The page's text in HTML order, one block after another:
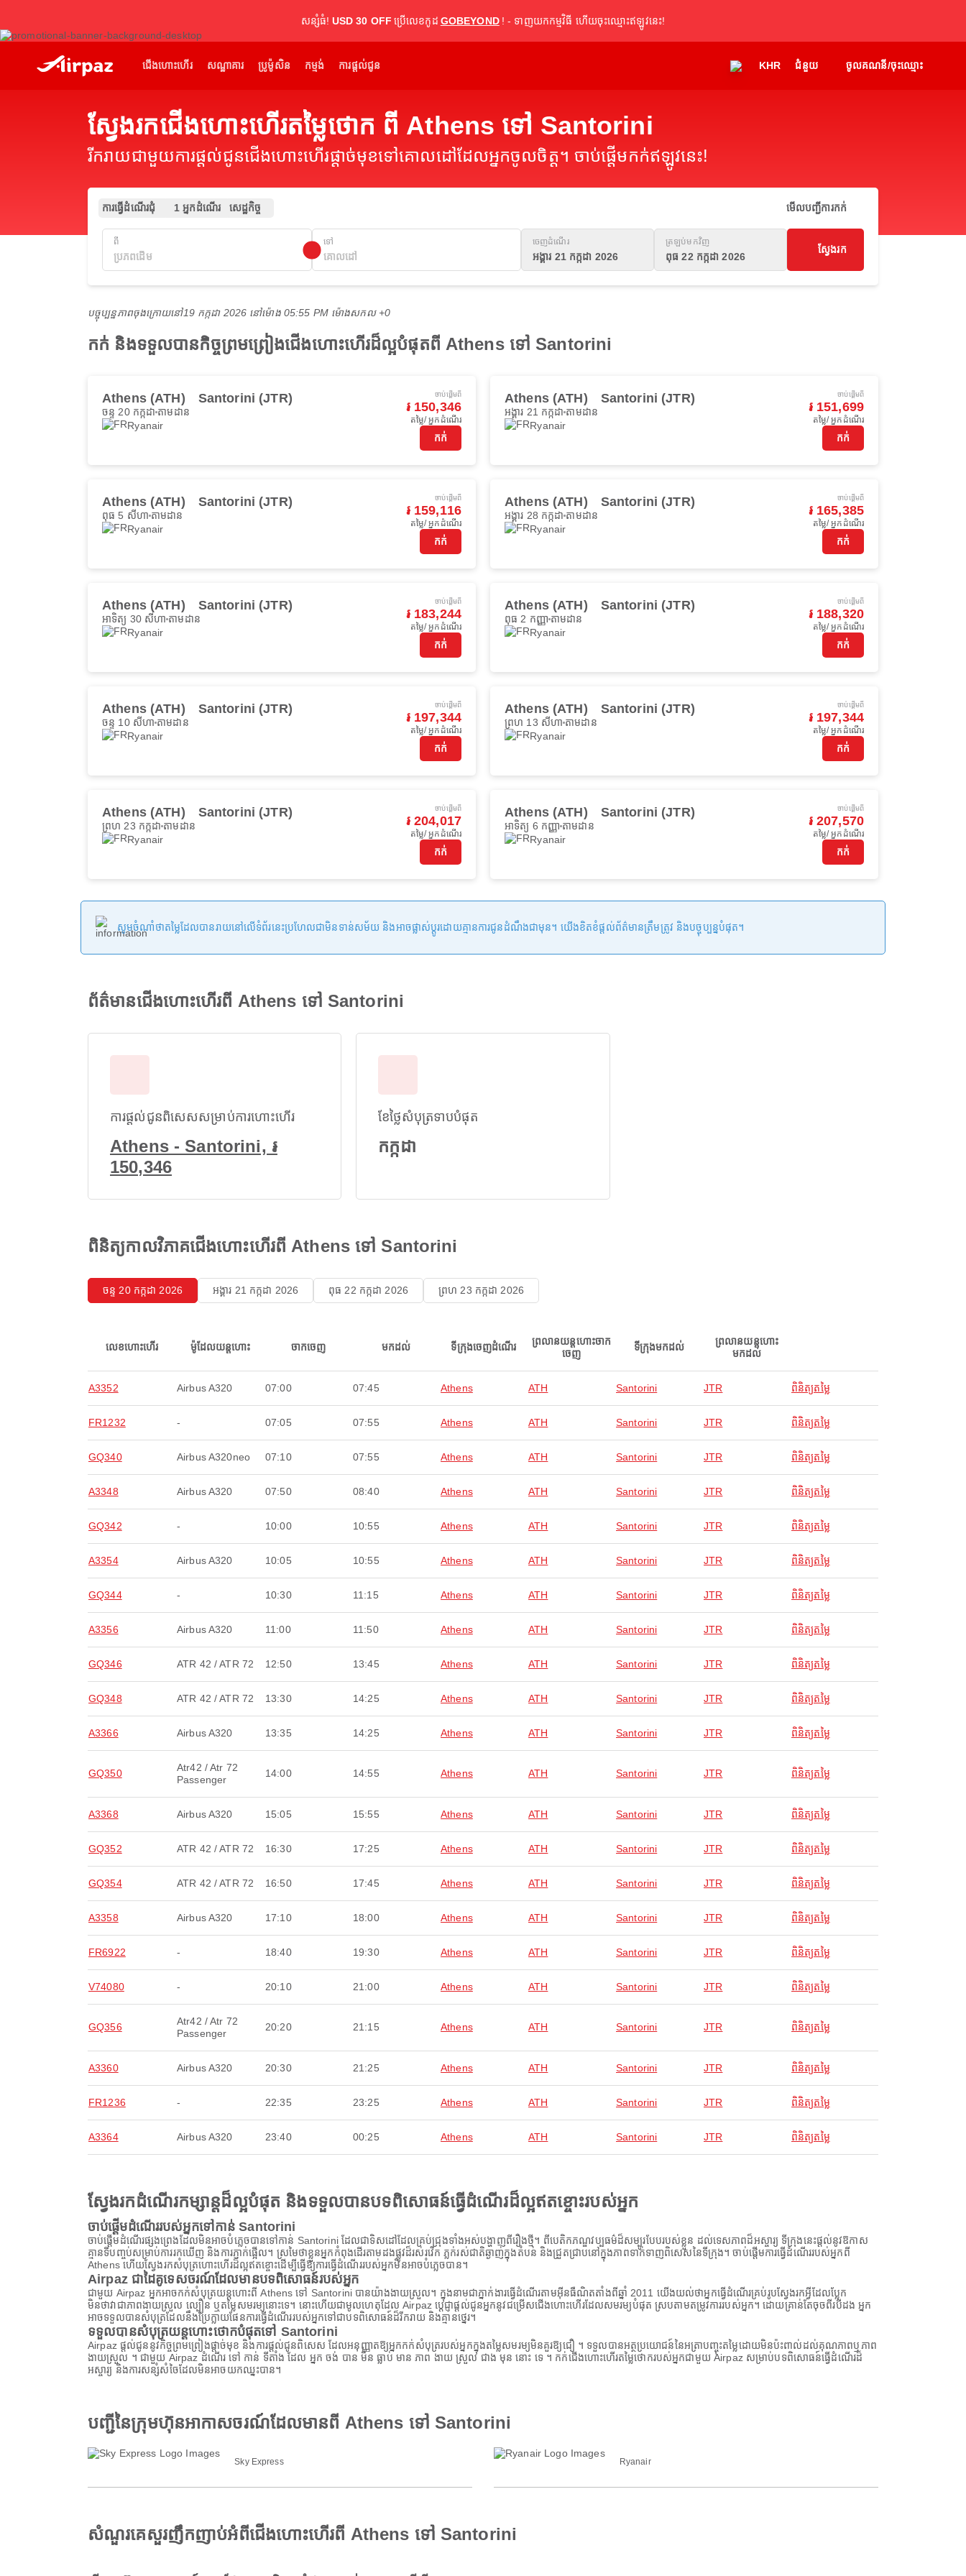
សន្សំធំ! USD 30 OFF ប្រើលេខកូដ GOBEYOND ! - ទាញយកកម្មវិធី ហើយចុះឈ្មោះឥឡូវនេះ!
ជើងហោះហើរ សណ្ឋាគារ ប្រូម៉ូសិន កម្មង់ ការផ្តល់ជូន KHR ជំនួយ ចូលគណនី/ចុះឈ្មោះ
ស្វែងរកជើងហោះហើរតម្លៃថោក ពី Athens ទៅ Santorini
រីករាយជាមួយការផ្តល់ជូនជើងហោះហើរផ្តាច់មុខទៅគោលដៅដែលអ្នកចូលចិត្ត។ ចាប់ផ្តើមកក់ឥឡូវនេះ!
ការធ្វើដំណើរជុំ 1 អ្នកដំណើរ សេដ្ឋកិច្ច មើលបញ្ជីការកក់
ពី ទៅ ចេញដំណើរ
អង្គារ 21 កក្កដា 2026
ត្រឡប់មកវិញ
ពុធ 22 កក្កដា 2026
ស្វែងរក
បច្ចុប្បន្នភាពចុងក្រោយនៅ19 កក្កដា 2026 នៅ​ម៉ោង 05:55 PM ម៉ោង​សកល +0
កក់ និងទទួលបានកិច្ចព្រមព្រៀងជើងហោះហើរដ៏ល្អបំផុតពី Athens ទៅ Santorini
Athens (ATH) Santorini (JTR)
ចន្ទ 20 កក្កដា តាមដាន
Ryanair
ចាប់ផ្ដើមពី
៛ 150,346
តម្លៃ/ អ្នកដំណើរ
កក់
Athens (ATH) Santorini (JTR)
អង្គារ 21 កក្កដា តាមដាន
Ryanair
ចាប់ផ្ដើមពី
៛ 151,699
តម្លៃ/ អ្នកដំណើរ
កក់
Athens (ATH) Santorini (JTR)
ពុធ 5 សីហា តាមដាន
Ryanair
ចាប់ផ្ដើមពី
៛ 159,116
តម្លៃ/ អ្នកដំណើរ
កក់
Athens (ATH) Santorini (JTR)
អង្គារ 28 កក្កដា តាមដាន
Ryanair
ចាប់ផ្ដើមពី
៛ 165,385
តម្លៃ/ អ្នកដំណើរ
កក់
Athens (ATH) Santorini (JTR)
អាទិត្យ 30 សីហា តាមដាន
Ryanair
ចាប់ផ្ដើមពី
៛ 183,244
តម្លៃ/ អ្នកដំណើរ
កក់
Athens (ATH) Santorini (JTR)
ពុធ 2 កញ្ញា តាមដាន
Ryanair
ចាប់ផ្ដើមពី
៛ 188,320
តម្លៃ/ អ្នកដំណើរ
កក់
Athens (ATH) Santorini (JTR)
ចន្ទ 10 សីហា តាមដាន
Ryanair
ចាប់ផ្ដើមពី
៛ 197,344
តម្លៃ/ អ្នកដំណើរ
កក់
Athens (ATH) Santorini (JTR)
ព្រហ 13 សីហា តាមដាន
Ryanair
ចាប់ផ្ដើមពី
៛ 197,344
តម្លៃ/ អ្នកដំណើរ
កក់
Athens (ATH) Santorini (JTR)
ព្រហ 23 កក្កដា តាមដាន
Ryanair
ចាប់ផ្ដើមពី
៛ 204,017
តម្លៃ/ អ្នកដំណើរ
កក់
Athens (ATH) Santorini (JTR)
អាទិត្យ 6 កញ្ញា តាមដាន
Ryanair
ចាប់ផ្ដើមពី
៛ 207,570
តម្លៃ/ អ្នកដំណើរ
កក់
សូមចំណាំថាតម្លៃដែលបានរាយនៅលើទំព័រនេះប្រហែលជាមិនទាន់សម័យ និងអាចផ្លាស់ប្តូរដោយគ្មានការជូនដំណឹងជាមុន។ យើងខិតខំផ្តល់ព័ត៌មានត្រឹមត្រូវ និងបច្ចុប្បន្នបំផុត។
ព័ត៌មានជើងហោះហើរពី Athens ទៅ Santorini
ការផ្តល់ជូនពិសេសសម្រាប់ការហោះហើរ
Athens - Santorini, ៛
150,346
ខែថ្លៃសំបុត្រទាបបំផុត
កក្កដា
ពិនិត្យកាលវិភាគជើងហោះហើរពី Athens ទៅ Santorini
ចន្ទ 20 កក្កដា 2026 អង្គារ 21 កក្កដា 2026 ពុធ 22 កក្កដា 2026 ព្រហ 23 កក្កដា 2026
លេខហោះហើរ ម៉ូដែលយន្តហោះ ចាកចេញ មកដល់ ទីក្រុងចេញដំណើរ
ព្រលានយន្តហោះចាក
ចេញ
ទីក្រុងមកដល់
ព្រលានយន្តហោះ
មកដល់
A3352 Airbus A320 07:00 07:45 Athens ATH Santorini JTR ពិនិត្យតម្លៃ
FR1232 - 07:05 07:55 Athens ATH Santorini JTR ពិនិត្យតម្លៃ
GQ340 Airbus A320neo 07:10 07:55 Athens ATH Santorini JTR ពិនិត្យតម្លៃ
A3348 Airbus A320 07:50 08:40 Athens ATH Santorini JTR ពិនិត្យតម្លៃ
GQ342 - 10:00 10:55 Athens ATH Santorini JTR ពិនិត្យតម្លៃ
A3354 Airbus A320 10:05 10:55 Athens ATH Santorini JTR ពិនិត្យតម្លៃ
GQ344 - 10:30 11:15 Athens ATH Santorini JTR ពិនិត្យតម្លៃ
A3356 Airbus A320 11:00 11:50 Athens ATH Santorini JTR ពិនិត្យតម្លៃ
GQ346 ATR 42 / ATR 72 12:50 13:45 Athens ATH Santorini JTR ពិនិត្យតម្លៃ
GQ348 ATR 42 / ATR 72 13:30 14:25 Athens ATH Santorini JTR ពិនិត្យតម្លៃ
A3366 Airbus A320 13:35 14:25 Athens ATH Santorini JTR ពិនិត្យតម្លៃ
GQ350
Atr42 / Atr 72
Passenger
14:00 14:55 Athens ATH Santorini JTR ពិនិត្យតម្លៃ
A3368 Airbus A320 15:05 15:55 Athens ATH Santorini JTR ពិនិត្យតម្លៃ
GQ352 ATR 42 / ATR 72 16:30 17:25 Athens ATH Santorini JTR ពិនិត្យតម្លៃ
GQ354 ATR 42 / ATR 72 16:50 17:45 Athens ATH Santorini JTR ពិនិត្យតម្លៃ
A3358 Airbus A320 17:10 18:00 Athens ATH Santorini JTR ពិនិត្យតម្លៃ
FR6922 - 18:40 19:30 Athens ATH Santorini JTR ពិនិត្យតម្លៃ
V74080 - 20:10 21:00 Athens ATH Santorini JTR ពិនិត្យតម្លៃ
GQ356
Atr42 / Atr 72
Passenger
20:20 21:15 Athens ATH Santorini JTR ពិនិត្យតម្លៃ
A3360 Airbus A320 20:30 21:25 Athens ATH Santorini JTR ពិនិត្យតម្លៃ
FR1236 - 22:35 23:25 Athens ATH Santorini JTR ពិនិត្យតម្លៃ
A3364 Airbus A320 23:40 00:25 Athens ATH Santorini JTR ពិនិត្យតម្លៃ
ស្វែងរកដំណើរកម្សាន្តដ៏ល្អបំផុត និងទទួលបានបទពិសោធន៍ធ្វើដំណើរដ៏ល្អឥតខ្ចោះរបស់អ្នក
ចាប់ផ្តើមដំណើររបស់អ្នកទៅកាន់ Santorini
ចាប់ផ្តើមដំណើរផ្សងព្រេងដែលមិនអាចបំភ្លេចបានទៅកាន់ Santorini ដែលជាទិសដៅដែលគ្រប់ជ្រុងទាំងអស់បង្ហាញពីរឿងថ្មី។ ពីបេតិកភណ្ឌវប្បធម៌ដ៏សម្បូរបែបរបស់ខ្លួន ដល់ទេសភាពដ៏អស្ចារ្យ ទីក្រុងនេះផ្តល់នូវឱកាស
គ្មានទីបញ្ចប់សម្រាប់ការរកឃើញ និងការភ្ញាក់ផ្អើល។ ស្រមៃថាខ្លួនអ្នកកំពុងដើរតាមដងផ្លូវដ៏រស់រវើក ភ្លក់រស់ជាតិឆ្ងាញ់ក្នុងតំបន់ និងជ្រួតជ្រាបនៅក្នុងភាពទាក់ទាញពិសេសនៃទីក្រុង។ ចាប់ផ្តើមការធ្វើដំណើររបស់អ្នកពី
Athens ហើយស្វែងរកសំបុត្រហោះហើរដ៏ល្អឥតខ្ចោះដើម្បីធ្វើឱ្យការធ្វើដំណើររបស់អ្នកមិនអាចបំភ្លេចបាន។
Airpaz ជាដៃគូទេសចរណ៍ដែលមានបទពិសោធន៍របស់អ្នក
ជាមួយ Airpaz អ្នកអាចកក់សំបុត្រយន្តហោះពី Athens ទៅ Santorini បានយ៉ាងងាយស្រួល។ ក្នុងនាមជាភ្នាក់ងារធ្វើដំណើរតាមអ៊ីនធឺណិតតាំងពីឆ្នាំ 2011 យើងយល់ថាអ្នកធ្វើដំណើរគ្រប់រូបស្វែងរកអ្វីដែលប្លែក
មិនថាវាជាភាពងាយស្រួល ល្បឿន ឬតម្លៃសមរម្យនោះទេ។ នោះហើយជាមូលហេតុដែល Airpaz ប្តេជ្ញាផ្តល់ជូនអ្នកនូវជម្រើសជើងហោះហើរដែលសមរម្យបំផុត ស្របតាមតម្រូវការរបស់អ្នក។ ដោយគ្រាន់តែចុចពីរបីដង អ្នក
អាចទទួលបានសំបុត្រដែលនឹងប្រែក្លាយផែនការធ្វើដំណើររបស់អ្នកទៅជាបទពិសោធន៍ដ៏រីករាយ និងគ្មានថ្នេរ។
ទទួលបានសំបុត្រយន្តហោះថោកបំផុតទៅ Santorini
Airpaz ផ្តល់ជូននូវកិច្ចព្រមព្រៀងផ្តាច់មុខ និងការផ្តល់ជូនពិសេស ដែលអនុញ្ញាតឱ្យអ្នកកក់សំបុត្ររបស់អ្នកក្នុងតម្លៃសមរម្យមិនគួរឱ្យជឿ ។ ទទួលបានអត្ថប្រយោជន៍នៃអត្រាបញ្ចុះតម្លៃដោយមិនប៉ះពាល់ដល់គុណភាពឬភាព
ងាយស្រួល ។ ជាមួយ Airpaz ដំណើរ ទៅ កាន់ ទីតាំង ដែល អ្នក ចង់ បាន មិន ធ្លាប់ មាន ភាព ងាយ ស្រួល ជាង មុន នោះ ទេ ។ កក់ជើងហោះហើរតម្លៃថោករបស់អ្នកជាមួយ Airpaz សម្រាប់បទពិសោធន៍ធ្វើដំណើរដ៏
អស្ចារ្យ និងការសន្សំសំចៃដែលមិនអាចយកឈ្នះបាន។
បញ្ជីនៃក្រុមហ៊ុនអាកាសចរណ៍ដែលមានពី Athens ទៅ Santorini
Sky Express Ryanair
សំណួរគេសួរញឹកញាប់អំពីជើងហោះហើរពី Athens ទៅ Santorini